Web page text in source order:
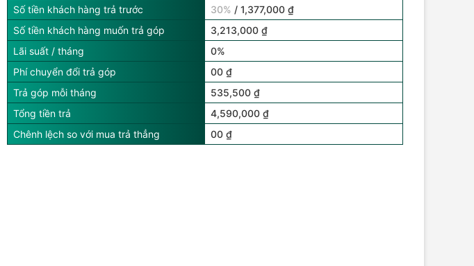
Số tiền khách hàng trả trước
30% / 1,377,000 ₫
Số tiền khách hàng muốn trả góp
3,213,000 ₫
Lãi suất / tháng
0%
Phí chuyển đổi trả góp
00 ₫
Trả góp mỗi tháng
535,500 ₫
Tổng tiền trả
4,590,000 ₫
Chênh lệch so với mua trả thẳng
00 ₫